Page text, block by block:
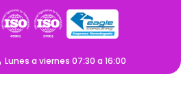
Lunes a viernes 07:30 a 16:00